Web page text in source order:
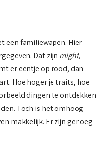
een familiewapen. Hier
Dat zijn might,
er eentje op rood, dan
Hoe hoger je traits, hoe
dingen te ontdekken
Toch is het omhoog
makkelijk. Er zijn genoeg